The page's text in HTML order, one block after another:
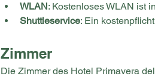
WLAN: Kostenloses WLAN ist
Shuttleservice: Ein
Zimmer
Die Zimmer des Hotel Primavera